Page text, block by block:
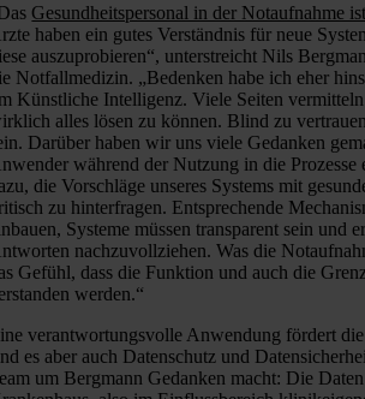
Gesundheitspersonal in der Notaufnahme
haben ein gutes Verständnis für neue
auszuprobieren“, unterstreicht Nils
Notfallmedizin. „Bedenken habe ich eher
Künstliche Intelligenz. Viele Seiten
alles lösen zu können. Blind zu
Darüber haben wir uns viele Gedanken
während der Nutzung in die Prozesse
die Vorschläge unseres Systems mit
zu hinterfragen. Entsprechende
Systeme müssen transparent sein und
nachzuvollziehen. Was die
Gefühl, dass die Funktion und auch die
werden.“
verantwortungsvolle Anwendung fördert
es aber auch Datenschutz und
um Bergmann Gedanken macht: Die